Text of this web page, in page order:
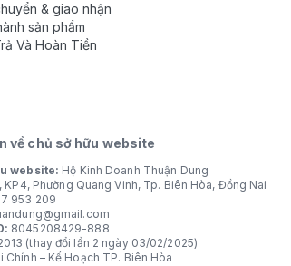
& giao nhận
sản phẩm
Và Hoàn Tiền
về chủ sở hữu website
website: Hộ Kinh Doanh Thuận Dung
KP4, Phường Quang Vinh, Tp. Biên Hòa, Đồng Nai
953 209
8045208429-888
(thay đổi lần 2 ngày 03/02/2025)
Chính – Kế Hoạch TP. Biên Hòa